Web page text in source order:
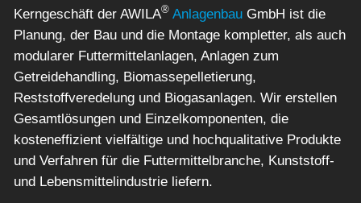
Kerngeschäft der AWILA® Anlagenbau GmbH ist die
Planung, der Bau und die Montage kompletter, als auch
modularer Futtermittelanlagen, Anlagen zum
Getreidehandling, Biomassepelletierung,
Reststoffveredelung und Biogasanlagen. Wir erstellen
Gesamtlösungen und Einzelkomponenten, die
kosteneffizient vielfältige und hochqualitative Produkte
und Verfahren für die Futtermittelbranche, Kunststoff-
und Lebensmittelindustrie liefern.